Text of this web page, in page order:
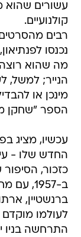
עשורים שהוא
קולנועיים.
רבים
נכנסו
מה שהוא
הנייר; למשל,
מינכן או
הספר "שחקן
עכשיו, מציג
החדש שלו -
כזכור,
ב-1957,
ברנשטיין,
התרחשה בניו